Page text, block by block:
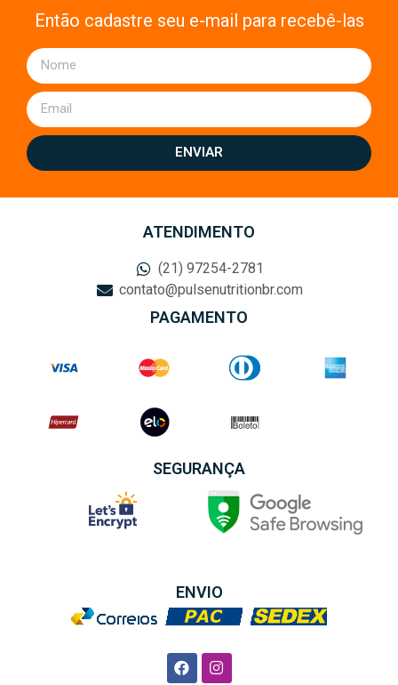
Então cadastre seu e-mail para recebê-las
ENVIAR
ATENDIMENTO
(21) 97254-2781
contato@pulsenutritionbr.com
PAGAMENTO
SEGURANÇA
ENVIO